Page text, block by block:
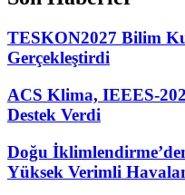
TESKON2027 Bilim
Gerçekleştirdi
ACS Klima, IEEES-
Destek Verdi
Doğu
Yüksek Verimli